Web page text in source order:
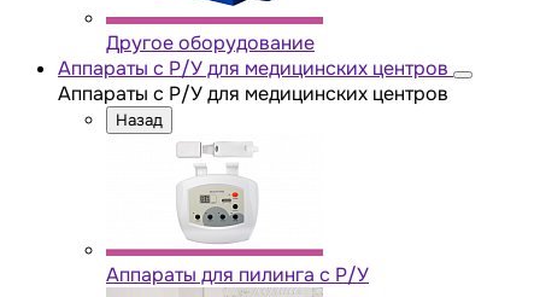
Другое оборудование
Аппараты с Р/У для медицинских центров
Аппараты с Р/У для медицинских центров
Назад
Аппараты для пилинга с Р/У